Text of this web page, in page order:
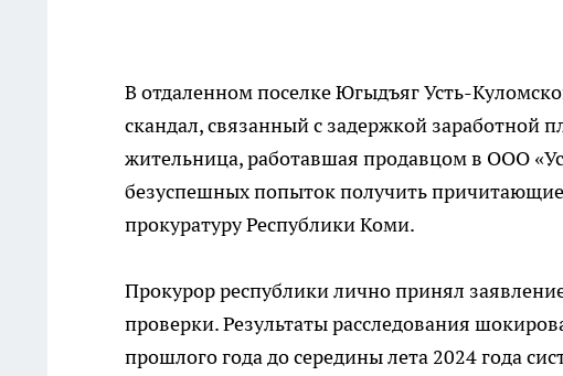
В отдаленном поселке Югыдъяг Усть-
скандал, связанный с задержкой заработной
жительница, работавшая продавцом в ООО
безуспешных попыток получить
прокуратуру Республики Коми.
Прокурор республики лично принял
проверки. Результаты расследования
прошлого года до середины лета 2024 года